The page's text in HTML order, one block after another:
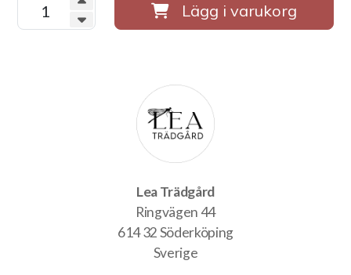
Lägg i varukorg
Lea Trädgård
Ringvägen 44
614 32 Söderköping
Sverige